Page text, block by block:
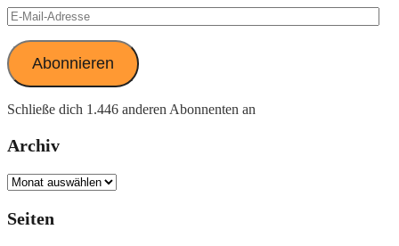
E-
Mail-
Adresse
Abonnieren
Schließe dich 1.446 anderen Abonnenten an
Archiv
Archiv
Seiten